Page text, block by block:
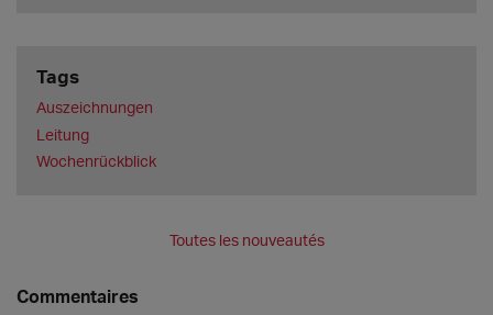
Tags
Auszeichnungen
Leitung
Wochenrückblick
Toutes les nouveautés
Commentaires